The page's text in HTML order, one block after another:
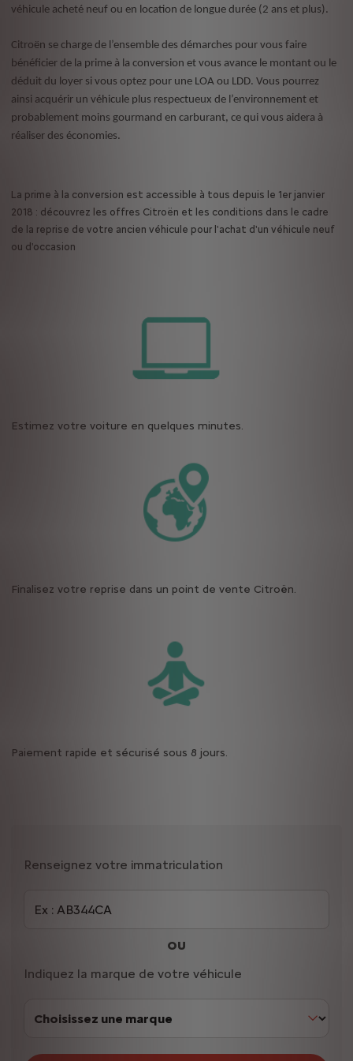
véhicule acheté neuf ou en location de longue durée (2 ans et plus).
Citroën se charge de l’ensemble des démarches pour vous faire
bénéficier de la prime à la conversion et vous avance le montant ou le
déduit du loyer si vous optez pour une LOA ou LDD. Vous pourrez
ainsi acquérir un véhicule plus respectueux de l’environnement et
probablement moins gourmand en carburant, ce qui vous aidera à
réaliser des économies.
La prime à la conversion est accessible à tous depuis le 1er janvier
2018 : découvrez les offres Citroën et les conditions dans le cadre
de la reprise de votre ancien véhicule pour l'achat d'un véhicule neuf
ou d'occasion
Estimez votre voiture en quelques minutes.
Finalisez votre reprise dans un point de vente Citroën.
Paiement rapide et sécurisé sous 8 jours.
Renseignez votre immatriculation
OU
Indiquez la marque de votre véhicule